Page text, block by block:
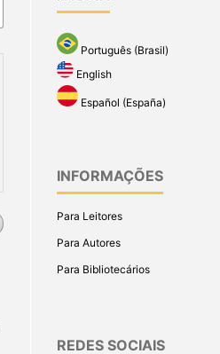
Português (Brasil)
English
Español (España)
INFORMAÇÕES
Para Leitores
Para Autores
Para Bibliotecários
REDES SOCIAIS